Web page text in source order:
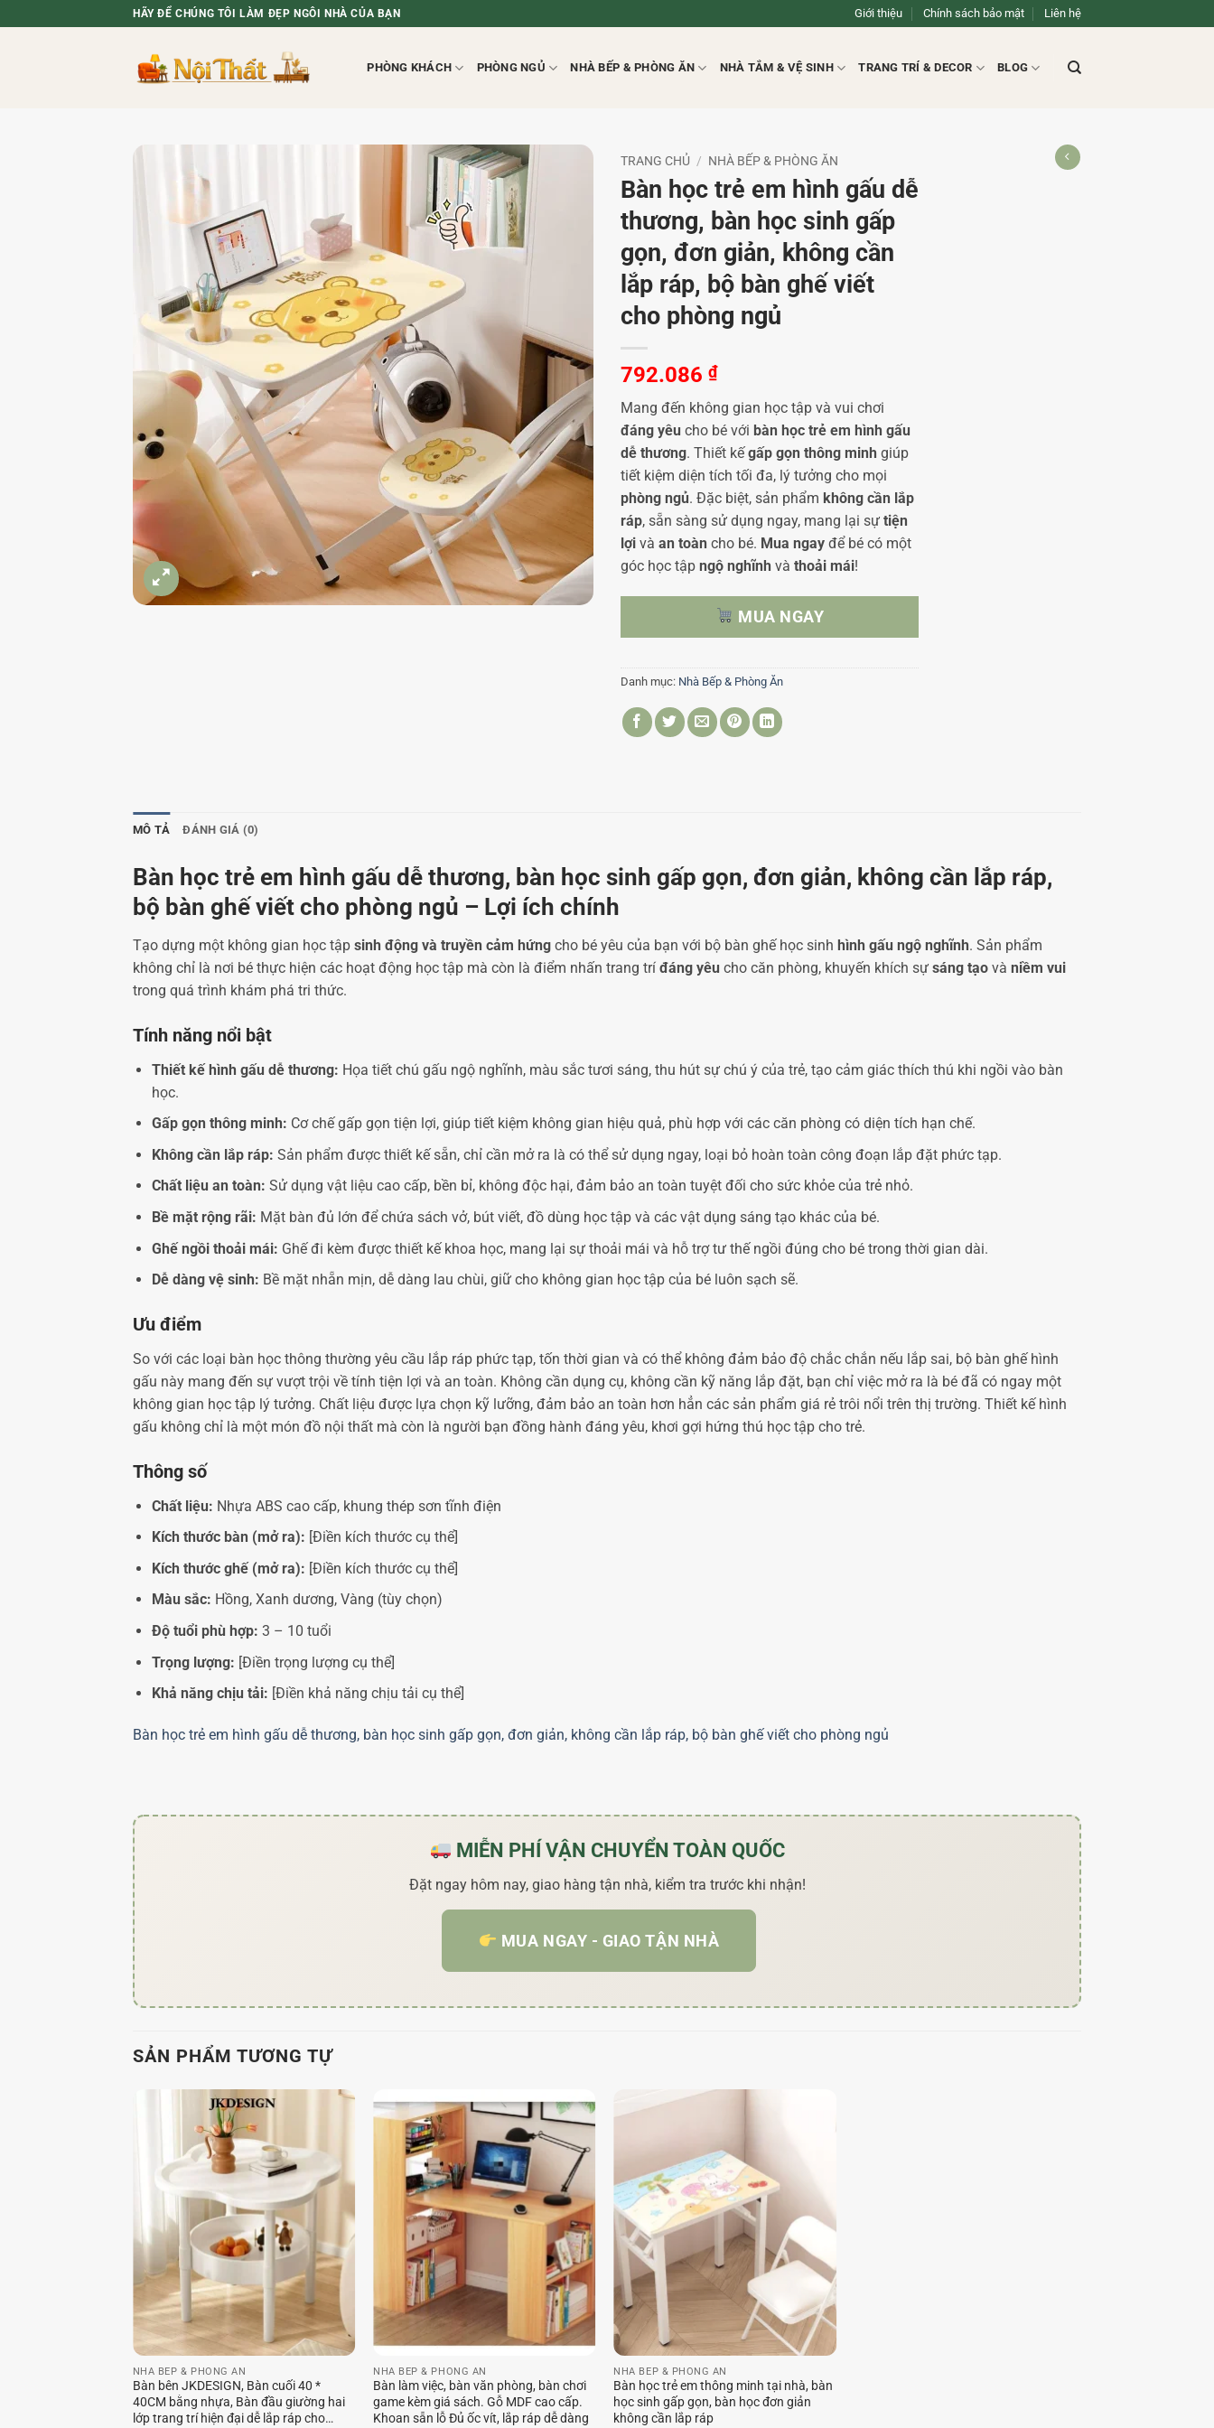
qua
HÃY ĐỂ CHÚNG TÔI LÀM ĐẸP NGÔI NHÀ CỦA BẠN Giới thiệu Chính sách bảo mật Liên hệ
PHÒNG KHÁCH PHÒNG NGỦ NHÀ BẾP & PHÒNG ĂN NHÀ TẮM & VỆ SINH TRANG TRÍ & DECOR BLOG
TRANG CHỦ / NHÀ BẾP & PHÒNG ĂN
Bàn học trẻ em hình gấu dễ
thương, bàn học sinh gấp
gọn, đơn giản, không cần
lắp ráp, bộ bàn ghế viết
cho phòng ngủ
792.086 ₫
Mang đến không gian học tập và vui chơi
đáng yêu cho bé với bàn học trẻ em hình gấu
dễ thương. Thiết kếgấp gọn thông minh giúp
tiết kiệm diện tích tối đa, lý tưởng cho mọi
phòng ngủ. Đặc biệt, sản phẩm không cần lắp
ráp, sẵn sàng sử dụng ngay, mang lại sự tiện
lợi và an toàn cho bé. Mua ngay để bé có một
góc học tập ngộ nghĩnh và thoải mái!
MUA NGAY
Danh mục: Nhà Bếp & Phòng Ăn
MÔ TẢ ĐÁNH GIÁ (0)
Bàn học trẻ em hình gấu dễ thương, bàn học sinh gấp gọn, đơn giản, không cần lắp ráp,
bộ bàn ghế viết cho phòng ngủ – Lợi ích chính
Tạo dựng một không gian học tập sinh động và truyền cảm hứng cho bé yêu của bạn với bộ bàn ghế học sinh hình gấu ngộ nghĩnh. Sản phẩm
không chỉ là nơi bé thực hiện các hoạt động học tập mà còn là điểm nhấn trang trí đáng yêu cho căn phòng, khuyến khích sự sáng tạo và niềm vui
trong quá trình khám phá tri thức.
Tính năng nổi bật
Thiết kế hình gấu dễ thương: Họa tiết chú gấu ngộ nghĩnh, màu sắc tươi sáng, thu hút sự chú ý của trẻ, tạo cảm giác thích thú khi ngồi vào bàn
học.
Gấp gọn thông minh: Cơ chế gấp gọn tiện lợi, giúp tiết kiệm không gian hiệu quả, phù hợp với các căn phòng có diện tích hạn chế.
Không cần lắp ráp: Sản phẩm được thiết kế sẵn, chỉ cần mở ra là có thể sử dụng ngay, loại bỏ hoàn toàn công đoạn lắp đặt phức tạp.
Chất liệu an toàn: Sử dụng vật liệu cao cấp, bền bỉ, không độc hại, đảm bảo an toàn tuyệt đối cho sức khỏe của trẻ nhỏ.
Bề mặt rộng rãi: Mặt bàn đủ lớn để chứa sách vở, bút viết, đồ dùng học tập và các vật dụng sáng tạo khác của bé.
Ghế ngồi thoải mái: Ghế đi kèm được thiết kế khoa học, mang lại sự thoải mái và hỗ trợ tư thế ngồi đúng cho bé trong thời gian dài.
Dễ dàng vệ sinh: Bề mặt nhẵn mịn, dễ dàng lau chùi, giữ cho không gian học tập của bé luôn sạch sẽ.
Ưu điểm
So với các loại bàn học thông thường yêu cầu lắp ráp phức tạp, tốn thời gian và có thể không đảm bảo độ chắc chắn nếu lắp sai, bộ bàn ghế hình
gấu này mang đến sự vượt trội về tính tiện lợi và an toàn. Không cần dụng cụ, không cần kỹ năng lắp đặt, bạn chỉ việc mở ra là bé đã có ngay một
không gian học tập lý tưởng. Chất liệu được lựa chọn kỹ lưỡng, đảm bảo an toàn hơn hẳn các sản phẩm giá rẻ trôi nổi trên thị trường. Thiết kế hình
gấu không chỉ là một món đồ nội thất mà còn là người bạn đồng hành đáng yêu, khơi gợi hứng thú học tập cho trẻ.
Thông số
Chất liệu: Nhựa ABS cao cấp, khung thép sơn tĩnh điện
Kích thước bàn (mở ra): [Điền kích thước cụ thể]
Kích thước ghế (mở ra): [Điền kích thước cụ thể]
Màu sắc: Hồng, Xanh dương, Vàng (tùy chọn)
Độ tuổi phù hợp: 3 – 10 tuổi
Trọng lượng: [Điền trọng lượng cụ thể]
Khả năng chịu tải: [Điền khả năng chịu tải cụ thể]
Bàn học trẻ em hình gấu dễ thương, bàn học sinh gấp gọn, đơn giản, không cần lắp ráp, bộ bàn ghế viết cho phòng ngủ
MIỄN PHÍ VẬN CHUYỂN TOÀN QUỐC
Đặt ngay hôm nay, giao hàng tận nhà, kiểm tra trước khi nhận!
MUA NGAY - GIAO TẬN NHÀ
SẢN PHẨM TƯƠNG TỰ
NHÀ BẾP & PHÒNG ĂN
Bàn bên JKDESIGN, Bàn cuối 40 *
40CM bằng nhựa, Bàn đầu giường hai
lớp trang trí hiện đại dễ lắp ráp cho
NHÀ BẾP & PHÒNG ĂN
Bàn làm việc, bàn văn phòng, bàn chơi
game kèm giá sách. Gỗ MDF cao cấp.
Khoan sẵn lỗ Đủ ốc vít, lắp ráp dễ dàng
NHÀ BẾP & PHÒNG ĂN
Bàn học trẻ em thông minh tại nhà, bàn
học sinh gấp gọn, bàn học đơn giản
không cần lắp ráp